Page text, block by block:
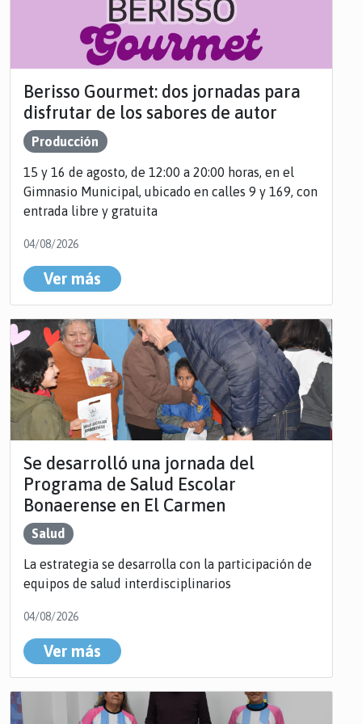
Berisso Gourmet: dos jornadas para
disfrutar de los sabores de autor
Producción
15 y 16 de agosto, de 12:00 a 20:00 horas, en el
Gimnasio Municipal, ubicado en calles 9 y 169, con
entrada libre y gratuita
04/08/2026
Ver más
Se desarrolló una jornada del
Programa de Salud Escolar
Bonaerense en El Carmen
Salud
La estrategia se desarrolla con la participación de
equipos de salud interdisciplinarios
04/08/2026
Ver más